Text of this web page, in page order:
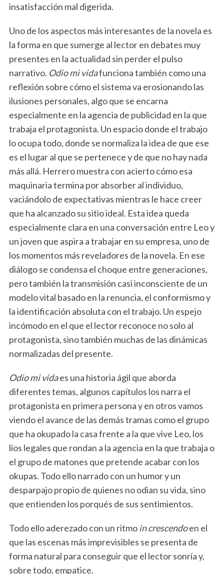
insatisfacción mal digerida.
Uno de los aspectos más interesantes de la novela es
la forma en que sumerge al lector en debates muy
presentes en la actualidad sin perder el pulso
narrativo. Odio mi vidafunciona también como una
reflexión sobre cómo el sistema va erosionando las
ilusiones personales, algo que se encarna
especialmente en la agencia de publicidad en la que
trabaja el protagonista. Un espacio donde el trabajo
lo ocupa todo, donde se normaliza la idea de que ese
es el lugar al que se pertenece y de que no hay nada
más allá. Herrero muestra con acierto cómo esa
maquinaria termina por absorber al individuo,
vaciándolo de expectativas mientras le hace creer
que ha alcanzado su sitio ideal. Esta idea queda
especialmente clara en una conversación entre Leo y
un joven que aspira a trabajar en su empresa, uno de
los momentos más reveladores de la novela. En ese
diálogo se condensa el choque entre generaciones,
pero también la transmisión casi inconsciente de un
modelo vital basado en la renuncia, el conformismo y
la identificación absoluta con el trabajo. Un espejo
incómodo en el que el lector reconoce no solo al
protagonista, sino también muchas de las dinámicas
normalizadas del presente.
Odio mi vidaes una historia ágil que aborda
diferentes temas, algunos capítulos los narra el
protagonista en primera persona y en otros vamos
viendo el avance de las demás tramas como el grupo
que ha okupado la casa frente a la que vive Leo, los
líos legales que rondan a la agencia en la que trabaja o
el grupo de matones que pretende acabar con los
okupas. Todo ello narrado con un humor y un
desparpajo propio de quienes no odian su vida, sino
que entienden los porqués de sus sentimientos.
Todo ello aderezado con un ritmo in crescendoen el
que las escenas más imprevisibles se presenta de
forma natural para conseguir que el lector sonría y,
sobre todo, empatice.
e
a
c
h
f
r
: